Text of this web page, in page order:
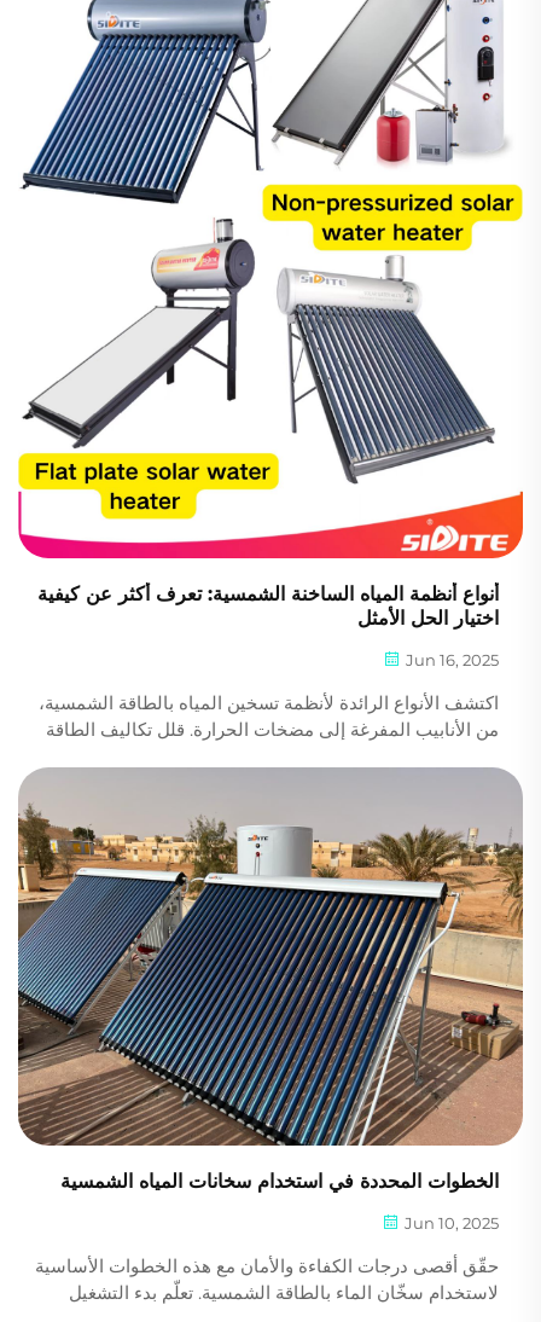
أنواع أنظمة المياه الساخنة الشمسية: تعرف أكثر عن كيفية
اختيار الحل الأمثل
Jun 16, 2025
اكتشف الأنواع الرائدة لأنظمة تسخين المياه بالطاقة الشمسية،
من الأنابيب المفرغة إلى مضخات الحرارة. قلل تكاليف الطاقة
الخطوات المحددة في استخدام سخانات المياه الشمسية
Jun 10, 2025
حقّق أقصى درجات الكفاءة والأمان مع هذه الخطوات الأساسية
لاستخدام سخّان الماء بالطاقة الشمسية. تعلّم بدء التشغيل